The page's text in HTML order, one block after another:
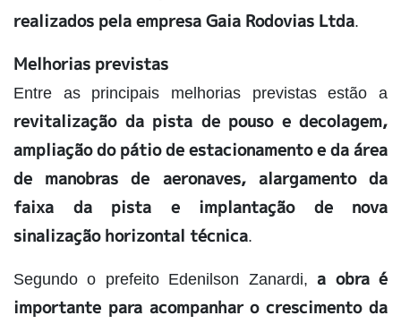
realizados pela empresa Gaia Rodovias Ltda.
Melhorias previstas
Entre as principais melhorias previstas estão a
revitalização da pista de pouso e decolagem,
ampliação do pátio de estacionamento e da área
de manobras de aeronaves, alargamento da
faixa da pista e implantação de nova
sinalização horizontal técnica.
Segundo o prefeito Edenilson Zanardi, a obra é
importante para acompanhar o crescimento da